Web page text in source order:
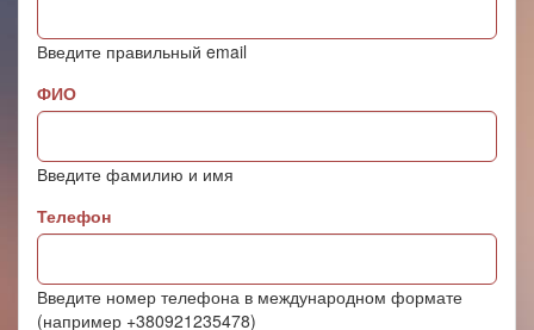
Введите правильный email
ФИО
Введите фамилию и имя
Телефон
Введите номер телефона в международном формате
(например +380921235478)